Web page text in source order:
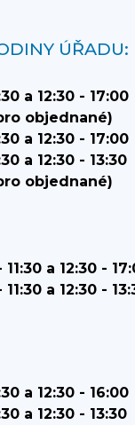
ÚŘADU:
a 12:30 - 17:00
objednané)
a 12:30 - 17:00
a 12:30 - 13:30
objednané)
11:30 a 12:30 -
a 12:30 -
a 12:30 - 16:00
a 12:30 - 13:30